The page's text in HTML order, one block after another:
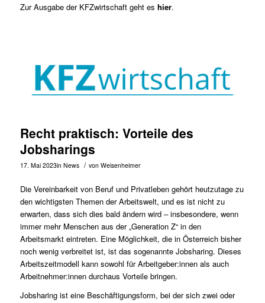
Zur Ausgabe der KFZwirtschaft geht es hier.
Recht praktisch: Vorteile des
Jobsharings
17. Mai 2023in News / von Weisenheimer
Die Vereinbarkeit von Beruf und Privatleben gehört heutzutage zu
den wichtigsten Themen derArbeitswelt, und es ist nicht zu
erwarten, dass sich dies bald ändern wird – insbesondere, wenn
immer mehr Menschen aus der „Generation Z“ in den
Arbeitsmarkt eintreten. Eine Möglichkeit, die in Österreich bisher
noch wenig verbreitet ist, ist das sogenannte Jobsharing. Dieses
Arbeitszeitmodell kann sowohl für Arbeitgeber:innen als auch
Arbeitnehmer:innen durchaus Vorteile bringen.
Jobsharing ist eine Beschäftigungsform, bei der sich zwei oder